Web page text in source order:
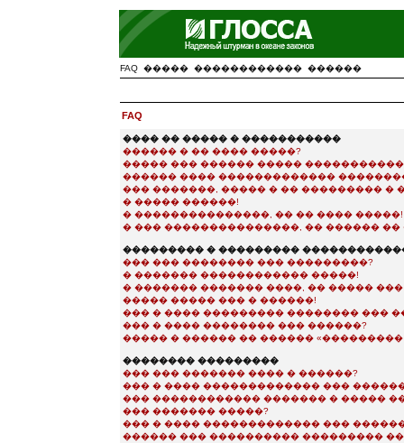
FAQ ����� ������������ ������
FAQ
���� �� ����� � �����������
������ � �� ���� �����?
����� ��� ������ �����
������ ���� �������������
��� �������, ����� � �� ��������� �
� ����� ������!
� ���������������, �� �� ���� �����!
� ��� ���������������, �� ������ ��
��������� � ���������
��� ��� �������� ��� ���������?
� ������� ������������ �����!
� ������� ������� ����, �� �����
����� ����� ��� � ������!
��� � ���� ��������� �������� ���
��� � ���� �������� ��� ������?
����� � ������ �� ������ «���������
�������� ���������
��� ��� ������� ���� � ������?
��� � ���� ������������� ���
��� ������������ ������� � �����
��� ������� �����?
��� � ���� ������������� ���
������ ��� ���������� ���������